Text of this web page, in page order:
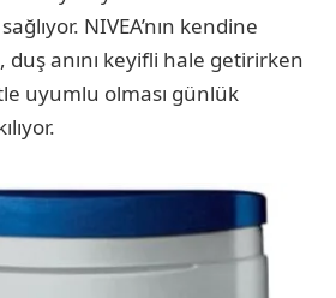
NIVEA’nın kendine
duş anını keyifli hale getirirken
uyumlu olması günlük